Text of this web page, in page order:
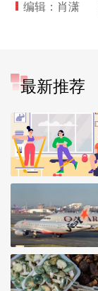
编辑：肖潇
最新推荐